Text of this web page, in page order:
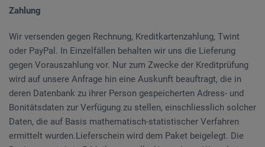
Zahlung
Wir versenden gegen Rechnung, Kreditkartenzahlung, Twint
oder PayPal. In Einzelfällen behalten wir uns die Lieferung
gegen Vorauszahlung vor. Nur zum Zwecke der Kreditprüfung
wird auf unsere Anfrage hin eine Auskunft beauftragt, die in
deren Datenbank zu ihrer Person gespeicherten Adress- und
Bonitätsdaten zur Verfügung zu stellen, einschliesslich solcher
Daten, die auf Basis mathematisch-statistischer Verfahren
ermittelt wurden.Lieferschein wird dem Paket beigelegt. Die